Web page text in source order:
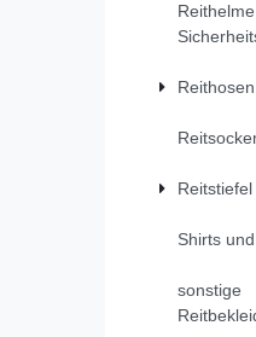
Reithosen
Reitstiefel
Shirts
sonstige